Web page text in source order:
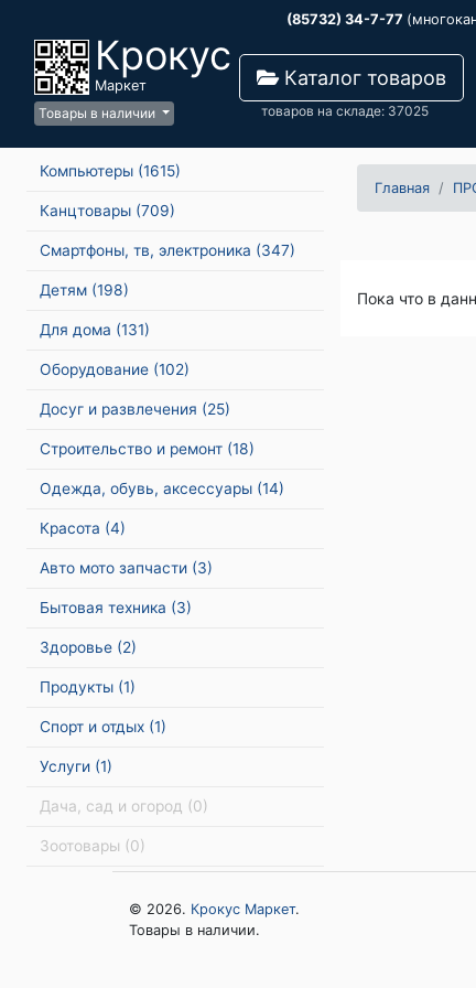
(85732) 34-7-77
Крокус
Маркет
Товары в наличии
Каталог товаров
товаров на складе: 37025
Компьютеры (1615)
Канцтовары (709)
Смартфоны, тв, электроника (347)
Детям (198)
Для дома (131)
Оборудование (102)
Досуг и развлечения (25)
Строительство и ремонт (18)
Одежда, обувь, аксессуары (14)
Красота (4)
Авто мото запчасти (3)
Бытовая техника (3)
Здоровье (2)
Продукты (1)
Спорт и отдых (1)
Услуги (1)
Дача, сад и огород (0)
Зоотовары (0)
Главная
Пока что в
© 2026. Крокус Маркет.
Товары в наличии.